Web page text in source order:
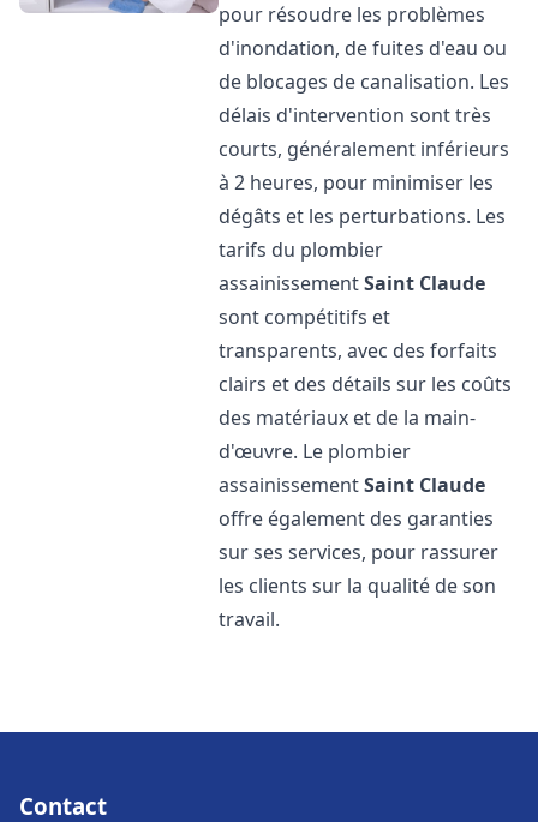
pour résoudre les problèmes
d'inondation, de fuites d'eau ou
de blocages de canalisation. Les
délais d'intervention sont très
courts, généralement inférieurs
à 2 heures, pour minimiser les
dégâts et les perturbations. Les
tarifs du plombier
assainissementSaint Claude
sont compétitifs et
transparents, avec des forfaits
clairs et des détails sur les coûts
des matériaux et de la main-
d'œuvre. Le plombier
assainissementSaint Claude
offre également des garanties
sur ses services, pour rassurer
les clients sur la qualité de son
travail.
Contact